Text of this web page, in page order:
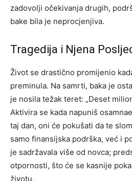
zadovolji očekivanja drugih,
bake bila je neprocjenjiva.
Tragedija i Njena
Život se drastično promijenio
preminula. Na samrti, baka je
je nosila težak teret: „Deset
Aktivira se kada napuniš
taj dan, oni će pokušati da te
samo finansijska podrška, već i
je sadržavala više od novca;
otpornosti, što će se kasnije
životu.